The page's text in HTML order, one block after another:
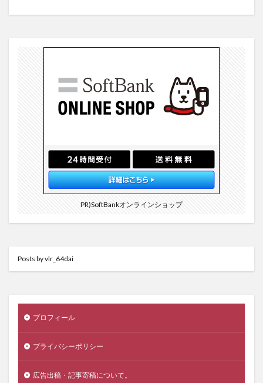
PR)SoftBankオンラインショップ
Posts by vlr_64dai
プロフィール
プライバシーポリシー
広告出稿・記事寄稿について。